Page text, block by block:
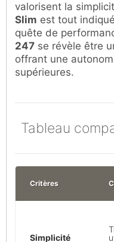
valorisent la
Slim est tout
quête de
247 se révèle être
offrant une
supérieures.
Tableau
Critères
Simplicité